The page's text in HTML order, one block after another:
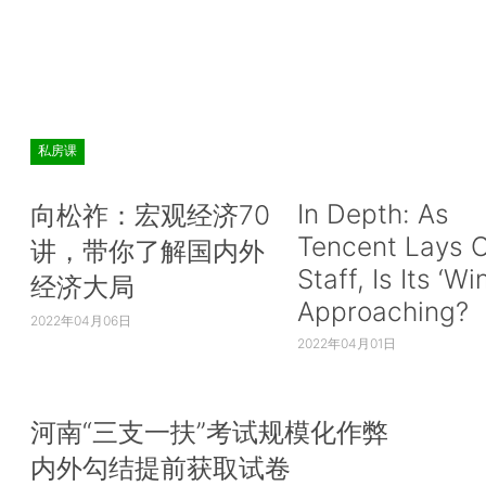
私房课
向松祚：宏观经济70
讲，带你了解国内外
经济大局
2022年04月06日
In Depth: As
Tencent Lays
Staff, Is Its
Approaching?
2022年04月01日
河南“三支一扶”考试规模化作弊
内外勾结提前获取试卷